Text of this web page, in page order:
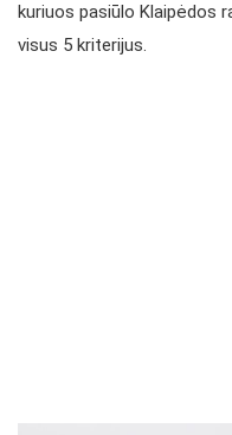
kuriuos pasiūlo Klaipėdos
visus 5 kriterijus.